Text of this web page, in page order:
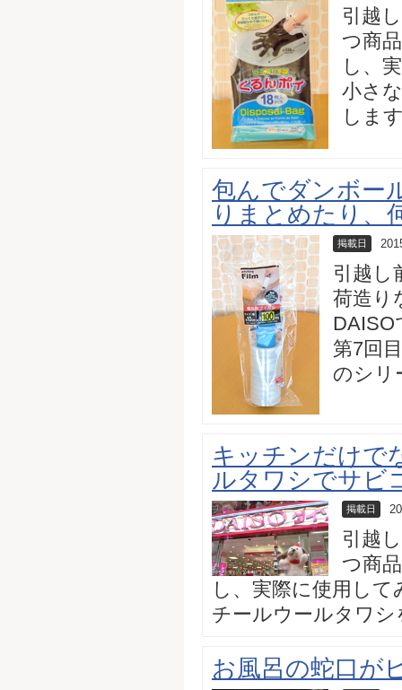
引越
つ商
し、
小さ
しま
包んでダンボー
りまとめたり、
掲載日
引越し
荷造り
DAISO
第7回
のシリ
キッチンだけで
ルタワシでサビ
掲載日
引越
つ商
し、実際に使用し
チールウールタワ
お風呂の蛇口が